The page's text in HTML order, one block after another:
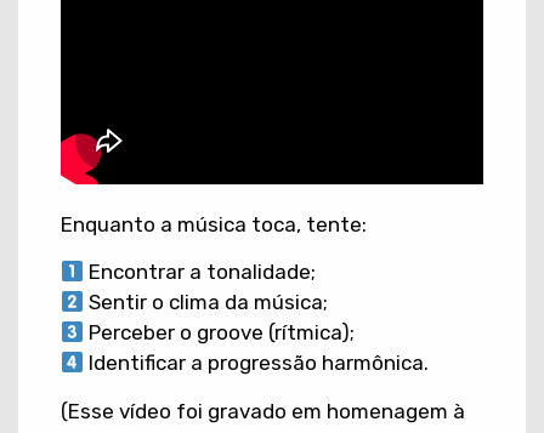
Enquanto a música toca, tente:
Encontrar a tonalidade;
Sentir o clima da música;
Perceber o groove (rítmica);
Identificar a progressão harmônica.
(Esse vídeo foi gravado em homenagem à